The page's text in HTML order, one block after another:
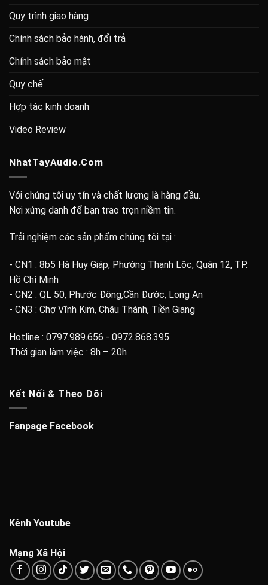
Quy trình giao hàng
Chính sách bảo hành, đổi trả
Chính sách bảo mật
Quy chế
Hợp tác kinh doanh
Video Review
NhatTayAudio.Com
Với chúng tôi uy tín và chất lượng là hàng đầu.
Nơi xứng danh để bạn trao trọn niềm tin.
Trải nghiệm các sản phẩm chúng tôi tại :
- CN1 : 8b5 Hà Huy Giáp, Phường Thạnh Lộc, Quận 12, TP.
Hồ Chí Minh
- CN2 : QL 50, Phước Đông,Cần Đước, Long An
- CN3 : Chợ Vĩnh Kim, Châu Thành, Tiền Giang
Hotline : 0797.989.656 - 0972.868.395
Thời gian làm việc : 8h – 20h
Kết Nối & Theo Dõi
Fanpage Facebook
Kênh Youtube
Mạng Xã Hội